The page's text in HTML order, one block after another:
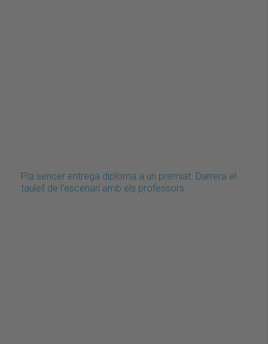
Pla sencer entrega diploma a un premiat. Darrera el
taulell de l'escenari amb els professors.